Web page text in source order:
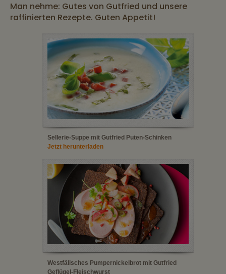
Man nehme: Gutes von Gutfried und unsere
raffinierten Rezepte. Guten Appetit!
Sellerie-Suppe mit Gutfried Puten-Schinken
Jetzt herunterladen
Westfälisches Pumpernickelbrot mit Gutfried
Geflügel-Fleischwurst